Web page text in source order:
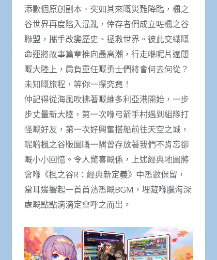
添數個原創副本。突如其來嘅災難降臨，楓之
谷世界再度陷入混亂，倖存者們成立咗楓之谷
聯盟，攜手改變歷史、拯救世界。彼此交織嘅
命運將故事篇章推向最高潮，行走喺呢片遼闊
嘅大陸上，肩負重任嘅勇士們將會何去何從？
未知嘅旅程，等你一探究竟！
仲記得從海風吹拂著嘅維多利亞港開始，一步
步丈量新大陸，第一次喺弓箭手村遇到組隊打
怪嘅好友，第一次好興奮搭船前往天空之城，
呢啲楓之谷版圖嘅一隅曾存放著我們不肯忘卻
嘅小小回憶。令人驚喜嘅係，上述經典地圖將
會喺《楓之谷R：經典新定義》中悉數保留，
當耳邊響起一首首熟悉嘅BGM，埋藏喺腦海深
處嘅點點滴滴定會呼之而出。